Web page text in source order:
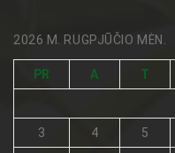
2026 M. RUGPJŪČIO MĖN.
PR A T
3 4 5